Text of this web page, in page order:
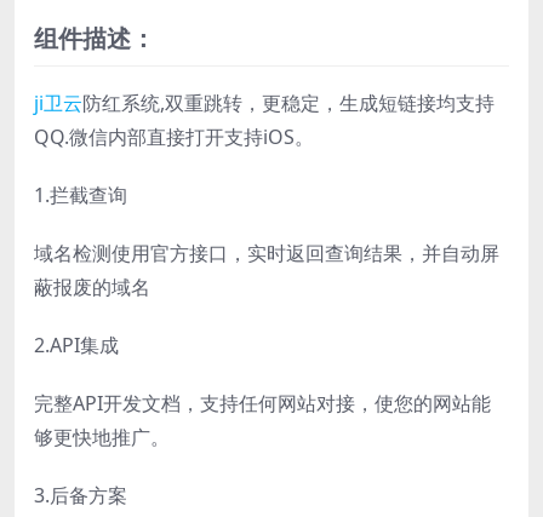
组件描述：
ji卫云防红系统,双重跳转，更稳定，生成短链接均支持
QQ.微信内部直接打开支持iOS。
1.拦截查询
域名检测使用官方接口，实时返回查询结果，并自动屏
蔽报废的域名
2.API集成
完整API开发文档，支持任何网站对接，使您的网站能
够更快地推广。
3.后备方案